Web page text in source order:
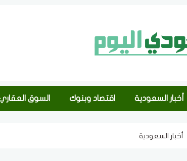
أخبار السعودية اقتصاد وبنوك السوق
أخبار السعودية